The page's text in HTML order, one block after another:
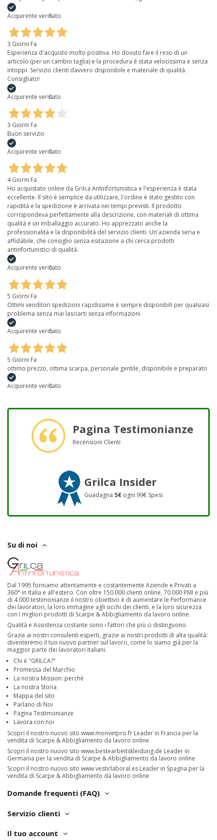
Acquirente verificato
3 Giorni Fa
Esperienza d'acquisto molto positiva. Ho dovuto fare il reso di un
articolo (per un cambio taglia) e la procedura è stata velocissima e senza
intoppi. Servizio clienti davvero disponibile e materiale di qualità.
Consigliato!
Acquirente verificato
3 Giorni Fa
Buon servizio
Acquirente verificato
4 Giorni Fa
Ho acquistato online da Grilca Antinfortunistica e l'esperienza è stata
eccellente. Il sito è semplice da utilizzare, l'ordine è stato gestito con
rapidità e la spedizione è arrivata nei tempi previsti. Il prodotto
corrispondeva perfettamente alla descrizione, con materiali di ottima
qualità e un imballaggio accurato. Ho apprezzato anche la
professionalità e la disponibilità del servizio clienti. Un'azienda seria e
affidabile, che consiglio senza esitazione a chi cerca prodotti
antinfortunistici di qualità.
Acquirente verificato
5 Giorni Fa
Ottimi venditori spedizioni rapidissime è sempre disponibili per qualsiasi
problema senza mai lasciarti senza informazioni
Acquirente verificato
5 Giorni Fa
ottimo prezzo, ottima scarpa, personale gentile, disponibile e preparato
Acquirente verificato
Pagina Testimonianze
Recensioni Clienti
Grilca Insider
Guadagna 5€ ogni 99€ Spesi
Su di noi
Dal 1995 forniamo attentamente e costantemente Aziende e Privati a
360° in Italia e all'estero. Con oltre 150.000 clienti online, 70.000 PMI e più
di 4.000 testimonianze il nostro obiettivo è di aumentare le Performance
dei lavoratori, la loro immagine agli occhi dei clienti, e la loro sicurezza
con i migliori prodotti di Scarpe & Abbigliamento da lavoro online.
Qualità e Assistenza costante sono i fattori che più ci distinguono.
Grazie ai nostri consulenti esperti, grazie ai nostri prodotti di alta qualità:
diventeremo il tuo nuovo partner sul lavoro, come lo siamo già per la
maggior parte dei lavoratori Italiani.
Chi è "GRILCA?"
Promessa del Marchio
La nostra Mission: perchè
La nostra Storia
Mappa del sito
Parlano di Noi
Pagina Testimonianze
Lavora con noi
Scopri il nostro nuovo sito www.monvetpro.fr Leader in Francia per la
vendita di Scarpe & Abbigliamento da lavoro online
Scopri il nostro nuovo sito www.bestearbeitskleidung.de Leader in
Germania per la vendita di Scarpe & Abbigliamento da lavoro online
Scopri il nostro nuovo sito www.vestirlaboral.es Leader in Spagna per la
vendita di Scarpe & Abbigliamento da lavoro online
Domande frequenti (FAQ)
Servizio clienti
Il tuo account